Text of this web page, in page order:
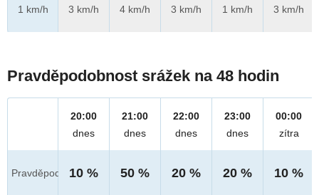
1 km/h
3 km/h
4 km/h
3 km/h
1 km/h
3 km/h
Pravděpodobnost srážek na 48 hodin
Pravděpod.
20:00
dnes
10 %
21:00
dnes
50 %
22:00
dnes
20 %
23:00
dnes
20 %
00:00
zítra
10 %